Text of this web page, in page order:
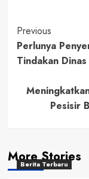
Post
Previous
Perlunya
Tindakan
Pesisir
More Stories
Berita Terbaru